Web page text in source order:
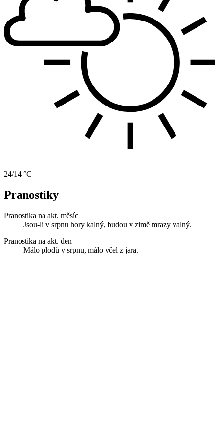
24/14 °C
Pranostiky
Pranostika na akt. měsíc
Jsou-li v srpnu hory kalný, budou v zimě mrazy valný.
Pranostika na akt. den
Málo plodů v srpnu, málo včel z jara.